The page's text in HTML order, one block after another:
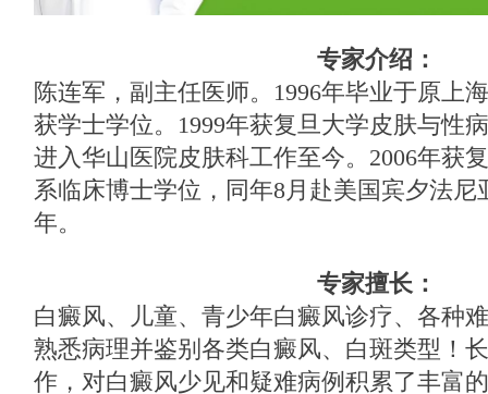
专家介绍：
陈连军，副主任医师。1996年毕业于原上
获学士学位。1999年获复旦大学皮肤与性
进入华山医院皮肤科工作至今。2006年获
系临床博士学位，同年8月赴美国宾夕法
年。
专家擅长：
白癜风、儿童、青少年白癜风诊疗、各种
熟悉病理并鉴别各类白癜风、白斑类型！
作，对白癜风少见和疑难病例积累了丰富